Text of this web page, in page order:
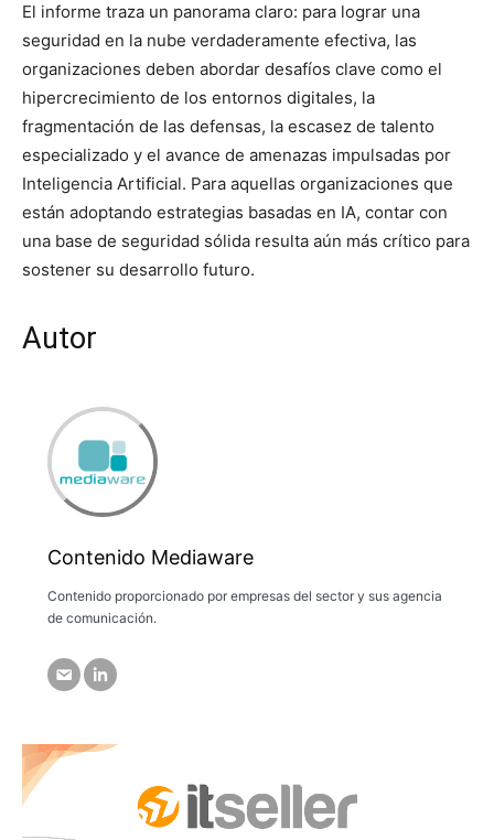
El informe traza un panorama claro: para lograr una
seguridad en la nube verdaderamente efectiva, las
organizaciones deben abordar desafíos clave como el
hipercrecimiento de los entornos digitales, la
fragmentación de las defensas, la escasez de talento
especializado y el avance de amenazas impulsadas por
Inteligencia Artificial. Para aquellas organizaciones que
están adoptando estrategias basadas en IA, contar con
una base de seguridad sólida resulta aún más crítico para
sostener su desarrollo futuro.
Autor
Contenido Mediaware
Contenido proporcionado por empresas del sector y sus agencia
de comunicación.